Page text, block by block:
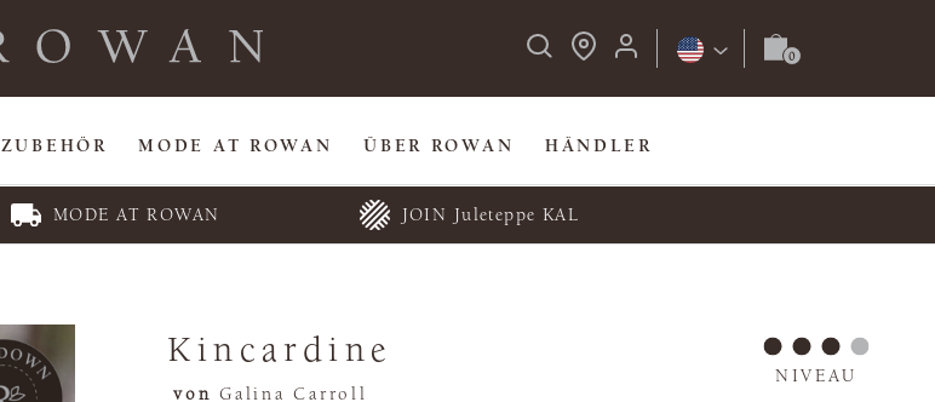
ZUBEHÖR MODE AT ROWAN ÜBER ROWAN HÄNDLER
MODE AT ROWAN JOIN Juleteppe KAL
Kincardine
von Galina Carroll
NIVEAU